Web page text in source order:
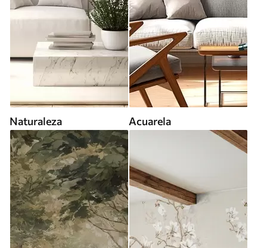
Naturaleza Acuarela